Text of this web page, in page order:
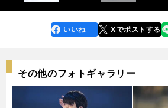
faceboo
k
いいね Xでポストする
line
その他のフォトギャラリー